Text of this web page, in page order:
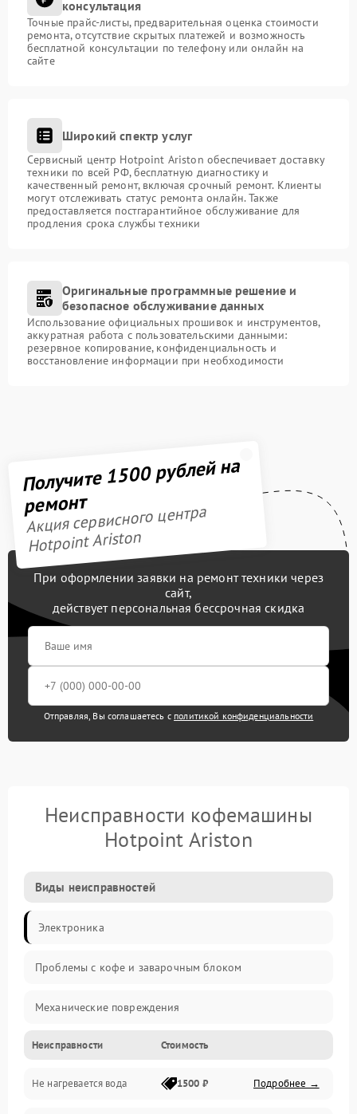
консультация
Точные прайс-листы, предварительная оценка стоимости
ремонта, отсутствие скрытых платежей и возможность
бесплатной консультации по телефону или онлайн на
сайте
Широкий спектр услуг
Сервисный центр Hotpoint Ariston обеспечивает доставку
техники по всей РФ, бесплатную диагностику и
качественный ремонт, включая срочный ремонт. Клиенты
могут отслеживать статус ремонта онлайн. Также
предоставляется постгарантийное обслуживание для
продления срока службы техники
Оригинальные программные решение и
безопасное обслуживание данных
Использование официальных прошивок и инструментов,
аккуратная работа с пользовательскими данными:
резервное копирование, конфиденциальность и
восстановление информации при необходимости
Получите 1500 рублей на
ремонт
Акция сервисного центра
Hotpoint Ariston
При оформлении заявки на ремонт техники через
сайт,
действует персональная бессрочная скидка
Отправляя, Вы соглашаетесь с политикой конфиденциальности
Неисправности кофемашины
Hotpoint Ariston
Виды неисправностей
Электроника
Проблемы с кофе и заварочным блоком
Механические повреждения
Прочие неисправности
Включение и работа
Неисправности Стоимость
Не нагревается вода 1500 ₽ Подробнее →